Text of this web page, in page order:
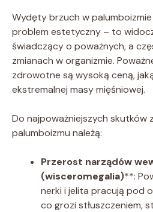
Wydęty brzuch w
problem estetyczny – to
świadczący o poważnych, a
zmianach w organizmie.
zdrowotne są wysoką ceną,
ekstremalnej masy mięśniowej.
Do najpoważniejszych skutków
palumboizmu należą:
Przerost narządów
(wisceromegalia)**:
nerki i jelita pracują pod
co grozi stłuszczeniem,